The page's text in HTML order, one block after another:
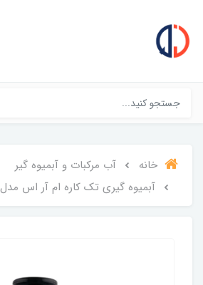
خانه
آب مرکبات و آبمیوه گیر
آبمیوه گیری تک کاره ام آر اس مدل MRS-024